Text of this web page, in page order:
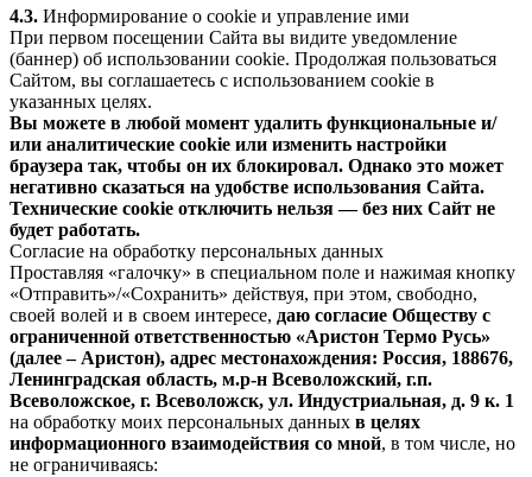
4.3. Информирование о cookie и управление ими
При первом посещении Сайта вы видите уведомление
(баннер) об использовании cookie. Продолжая пользоваться
Сайтом, вы соглашаетесь с использованием cookie в
указанных целях.
Вы можете в любой момент удалить функциональные и/
или аналитические cookie или изменить настройки
браузера так, чтобы он их блокировал. Однако это может
негативно сказаться на удобстве использования Сайта.
Технические cookie отключить нельзя — без них Сайт не
будет работать.
Согласие на обработку персональных данных
Проставляя «галочку» в специальном поле и нажимая кнопку
«Отправить»/«Сохранить» действуя, при этом, свободно,
своей волей и в своем интересе, даю согласие Обществу с
ограниченной ответственностью «Аристон Термо Русь»
(далее – Аристон), адрес местонахождения: Россия, 188676,
Ленинградская область, м.р-н Всеволожский, г.п.
Всеволожское, г. Всеволожск, ул. Индустриальная, д. 9 к. 1
на обработку моих персональных данных в целях
информационного взаимодействия со мной, в том числе, но
не ограничиваясь: